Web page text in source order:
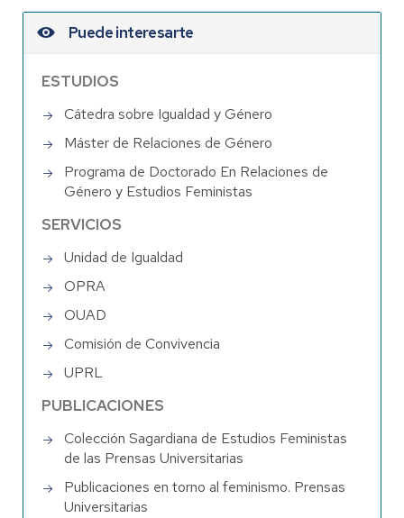
Puede interesarte
ESTUDIOS
Cátedra sobre Igualdad y Género
Máster de Relaciones de Género
Programa de Doctorado En Relaciones de
Género y Estudios Feministas
SERVICIOS
Unidad de Igualdad
OPRA
OUAD
Comisión de Convivencia
UPRL
PUBLICACIONES
Colección Sagardiana de Estudios Feministas
de las Prensas Universitarias
Publicaciones en torno al feminismo. Prensas
Universitarias